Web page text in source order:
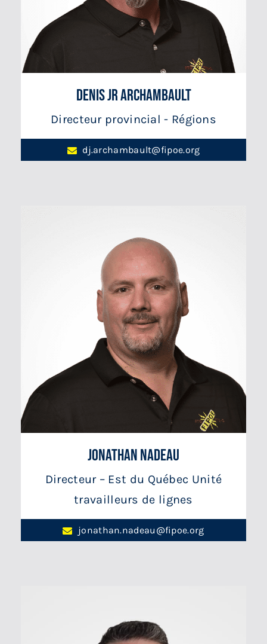
Denis jr Archambault
Directeur provincial - Régions
dj.archambault@fipoe.org
Jonathan Nadeau
Directeur – Est du Québec Unité
travailleurs de lignes
jonathan.nadeau@fipoe.org